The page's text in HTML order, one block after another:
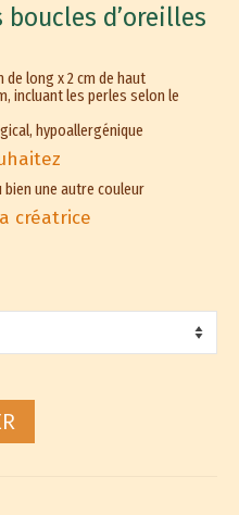
d’oreilles
de long x 2 cm de haut
incluant les perles selon le
hypoallergénique
une autre couleur
créatrice